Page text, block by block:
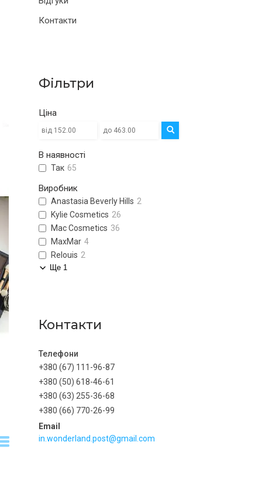
Контакти
Фільтри
Ціна
В наявності
Так 65
Виробник
Anastasia Beverly Hills 2
Kylie Cosmetics 26
Mac Cosmetics 36
MaxMar 4
Relouis 2
Ще 1
Контакти
+380 (67) 111-96-87
+380 (50) 618-46-61
+380 (63) 255-36-68
+380 (66) 770-26-99
in.wonderland.post@gmail.com